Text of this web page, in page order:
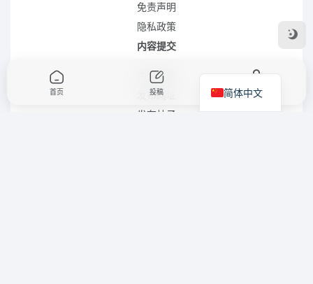
免责声明
隐私政策
内容提交
内容提交
发布网址
发布帖子
首页 投稿 我的
简体中文